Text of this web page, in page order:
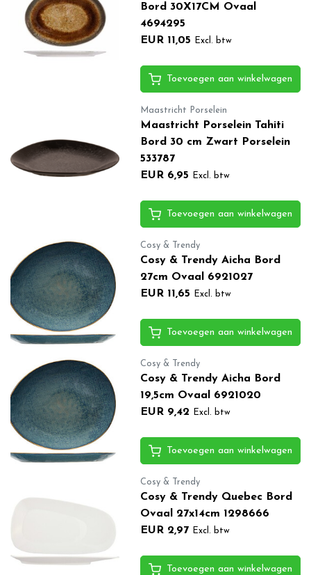
Bord 30X17CM Ovaal
4694295
EUR 11,05
Excl. btw
Toevoegen aan winkelwagen
Maastricht Porselein
Maastricht Porselein Tahiti
Bord 30 cm Zwart Porselein
533787
EUR 6,95
Excl. btw
Toevoegen aan winkelwagen
Cosy & Trendy
Cosy & Trendy Aicha Bord
27cm Ovaal 6921027
EUR 11,65
Excl. btw
Toevoegen aan winkelwagen
Cosy & Trendy
Cosy & Trendy Aicha Bord
19,5cm Ovaal 6921020
EUR 9,42
Excl. btw
Toevoegen aan winkelwagen
Cosy & Trendy
Cosy & Trendy Quebec Bord
Ovaal 27x14cm 1298666
EUR 2,97
Excl. btw
Toevoegen aan winkelwagen